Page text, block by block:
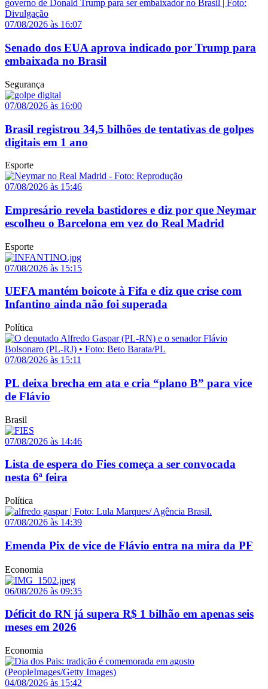
07/08/2026 às 16:07
Senado dos EUA aprova indicado por Trump para
embaixada no Brasil
Segurança
07/08/2026 às 16:00
Brasil registrou 34,5 bilhões de tentativas de golpes
digitais em 1 ano
Esporte
07/08/2026 às 15:46
Empresário revela bastidores e diz por que Neymar
escolheu o Barcelona em vez do Real Madrid
Esporte
07/08/2026 às 15:15
UEFA mantém boicote à Fifa e diz que crise com
Infantino ainda não foi superada
Política
07/08/2026 às 15:11
PL deixa brecha em ata e cria “plano B” para vice
de Flávio
Brasil
07/08/2026 às 14:46
Lista de espera do Fies começa a ser convocada
nesta 6ª feira
Política
07/08/2026 às 14:39
Emenda Pix de vice de Flávio entra na mira da PF
Economia
06/08/2026 às 09:35
Déficit do RN já supera R$ 1 bilhão em apenas seis
meses em 2026
Economia
04/08/2026 às 15:42